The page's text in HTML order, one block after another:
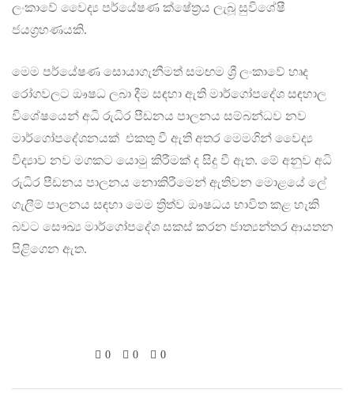
ලංකාවේ වෛද්‍ය පර්යේෂණ ක්ෂේත්‍රය ලැබූ සුවිශේෂී
ජයග්‍රහණයකි.
මෙම පර්යේෂණ සොයාගැනීමත් සමඟම ශ්‍රී ලංකාවේ හෘද
රෝගවලට ඖෂධ ලබා දීම සඳහා ඇති මාර්ගෝපදේශ සඳහාල
විශේෂයෙන් අධි රුධිර පීඩනය පාලනය සම්බන්ධව නව
මාර්ගෝපදේශනයක් එකතු වී ඇති අතර මෙමගින් වෛද්‍ය
විද්‍යාව නව මගකට යොමු කිරීමක් ද සිදු වී ඇත. මේ අනුව අධි
රුධිර පීඩනය පාලනය නොකිරීමෙන් ඇතිවන මොළයේ ලේ
ගැලීම් පාලනය සඳහා මෙම ත්‍රිත්ව ඖෂධය භාවිත කළ හැකි
බවට සෞඛ්‍ය මාර්ගෝපදේශ සකස් කරන ජාත්‍යන්තර ආයතන
පිළිගෙන ඇත.
0 0 0